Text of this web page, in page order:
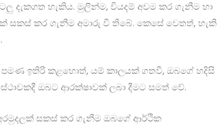
දැකගත හැකිය. මුලින්ම, වියදම් අවම කර ගැනීම හා
සකස් කර ගැනීම අමාරු වී තිබේ. කෙසේ වෙතත්, හැකි
පමණ ඉතිරි කළහොත්, යම් කාලයක් ගතවී, ඔබගේ හදිසි
ඔබට ආරක්ෂාවක් ලබා දීමට සමත් වේ.
සකස් කර ගැනීම ඔබගේ ආර්ථික